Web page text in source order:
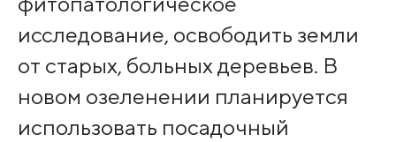
исследование, освободить земли
от старых, больных деревьев. В
новом озеленении планируется
использовать посадочный